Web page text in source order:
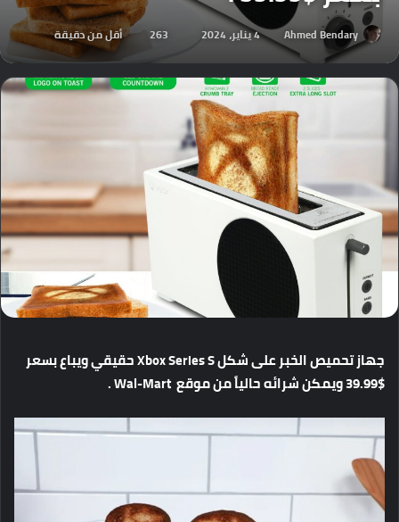
Ahmed Bendary 4 يناير، 2024 263 أقل من دقيقة
جهازتحميصالخبرعلىشكل حقيقيويباعبسعر
$39.99
ويمكنشرائهحالياًمنموقع Wal-Mart .